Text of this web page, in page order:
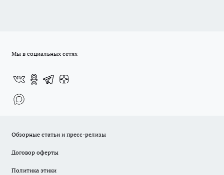
Мы в социальных сетях
Обзорные статьи и пресс-релизы
Договор оферты
Политика этики